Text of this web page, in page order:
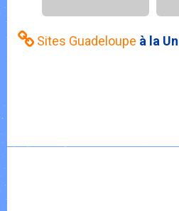
Sites Guadeloupe à la